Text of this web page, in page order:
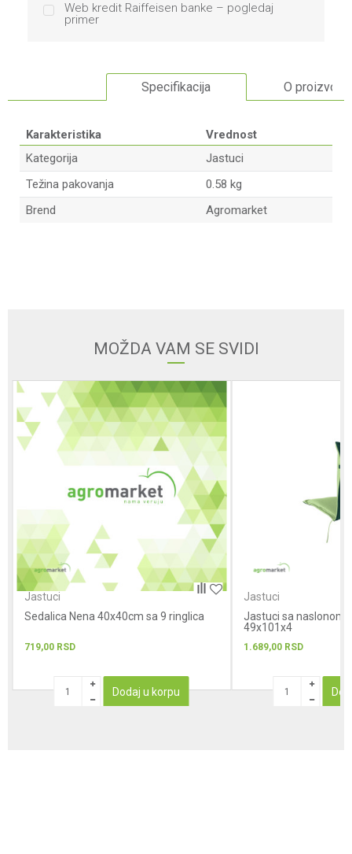
Web kredit Raiffeisen banke – pogledaj
primer
Specifikacija O proizvodu
Karakteristika
Vrednost
Kategorija
Jastuci
Težina pakovanja
0.58 kg
Brend
Agromarket
Poruka
POŠALJI
MOŽDA VAM SE SVIDI
Jastuci
Sedalica Nena 40x40cm sa 9 ringlica
719,00 RSD
Dodaj u korpu
Jastuci
Jastuci sa naslonom
49x101x4
1.689,00 RSD